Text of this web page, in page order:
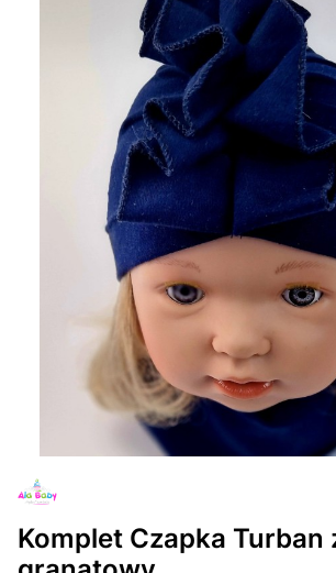
Komplet Czapka Turban